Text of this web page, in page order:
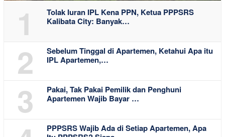
1
Tolak Iuran IPL Kena PPN, Ketua PPPSRS
Kalibata City: Banyak…
2
Sebelum Tinggal di Apartemen, Ketahui Apa itu
IPL Apartemen,…
3
Pakai, Tak Pakai Pemilik dan Penghuni
Apartemen Wajib Bayar …
PPPSRS Wajib Ada di Setiap Apartemen, Apa